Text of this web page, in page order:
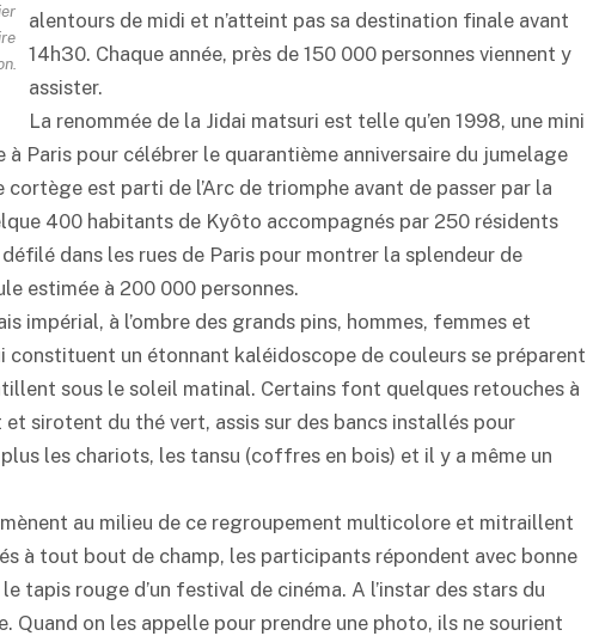
alentours de midi et n’atteint pas sa destination finale avant
14h30. Chaque année, près de 150 000 personnes viennent y
assister.
La renommée de la Jidai matsuri est telle qu’en 1998, une mini
Paris pour célébrer le quarantième anniversaire du jumelage
est parti de l’Arc de triomphe avant de passer par la
400 habitants de Kyôto accompagnés par 250 résidents
dans les rues de Paris pour montrer la splendeur de
estimée à 200 000 personnes.
impérial, à l’ombre des grands pins, hommes, femmes et
constituent un étonnant kaléidoscope de couleurs se préparent
sous le soleil matinal. Certains font quelques retouches à
et sirotent du thé vert, assis sur des bancs installés pour
les chariots, les tansu (coffres en bois) et il y a même un
au milieu de ce regroupement multicolore et mitraillent
à tout bout de champ, les participants répondent avec bonne
tapis rouge d’un festival de cinéma. A l’instar des stars du
Quand on les appelle pour prendre une photo, ils ne sourient